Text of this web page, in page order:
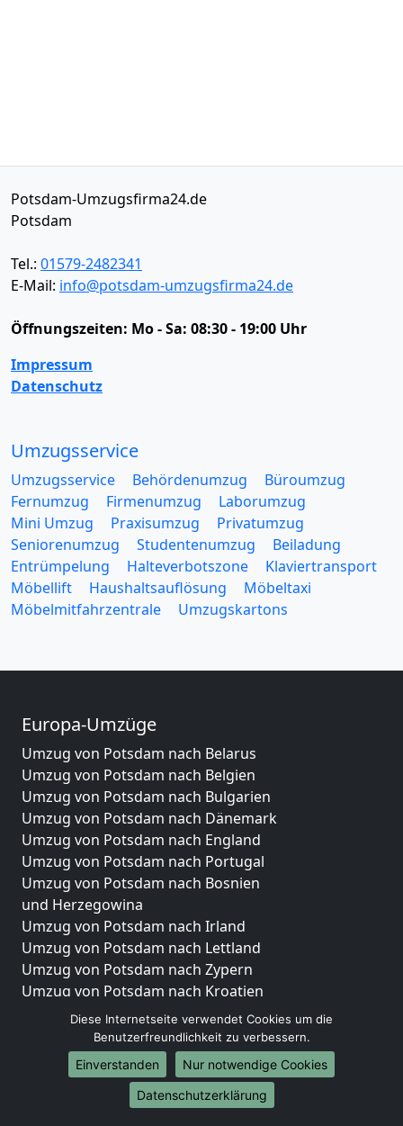
Potsdam-Umzugsfirma24.de
Potsdam
Tel.: 01579-2482341
E-Mail: info@potsdam-umzugsfirma24.de
Öffnungszeiten: Mo - Sa: 08:30 - 19:00 Uhr
Impressum
Datenschutz
Umzugsservice
Umzugsservice Behördenumzug
Büroumzug
Fernumzug
Firmenumzug
Laborumzug
Mini Umzug
Praxisumzug
Privatumzug
Seniorenumzug
Studentenumzug
Beiladung
Entrümpelung
Halteverbotszone
Klaviertransport
Möbellift
Haushaltsauflösung
Möbeltaxi
Möbelmitfahrzentrale
Umzugskartons
Europa-Umzüge
Umzug von Potsdam nach Belarus
Umzug von Potsdam nach Belgien
Umzug von Potsdam nach Bulgarien
Umzug von Potsdam nach Dänemark
Umzug von Potsdam nach England
Umzug von Potsdam nach Portugal
Umzug von Potsdam nach Bosnien
und Herzegowina
Umzug von Potsdam nach Irland
Umzug von Potsdam nach Lettland
Umzug von Potsdam nach Zypern
Umzug von Potsdam nach Kroatien
Umzug von Potsdam nach Estland
Umzug von Potsdam nach Finnland
Umzug von Potsdam nach Frankreich
Umzug von Potsdam nach Griechenland
Umzug von Potsdam nach Italien
Diese Internetseite verwendet Cookies um die
Benutzerfreundlichkeit zu verbessern.
Einverstanden
Nur notwendige Cookies
Datenschutzerklärung